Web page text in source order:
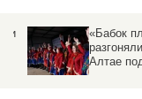
«Бабок
разгоняли».
Алтае под
наказания